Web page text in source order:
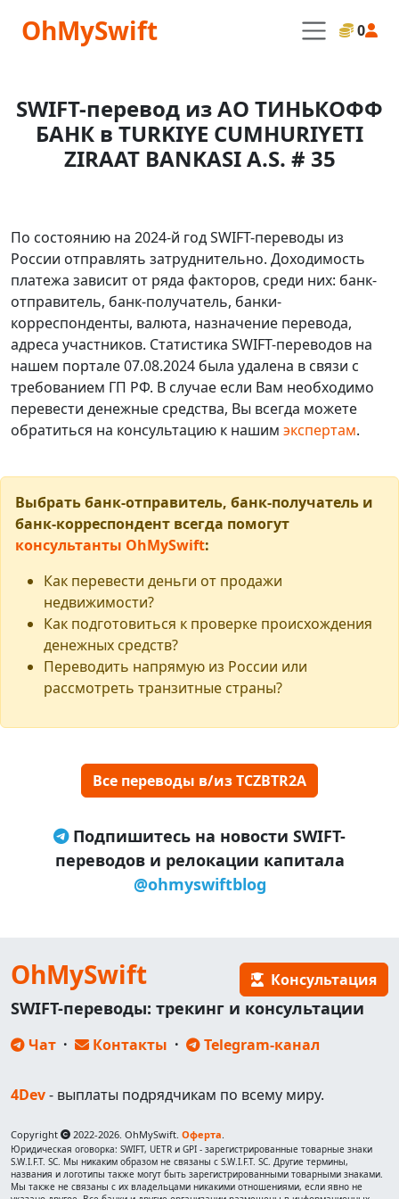
OhMySwift 0
SWIFT-перевод из АО ТИНЬКОФФ
БАНК в TURKIYE CUMHURIYETI
ZIRAAT BANKASI A.S. # 35
По состоянию на 2024-й год SWIFT-переводы из
России отправлять затруднительно. Доходимость
платежа зависит от ряда факторов, среди них: банк-
отправитель, банк-получатель, банки-
корреспонденты, валюта, назначение перевода,
адреса участников. Статистика SWIFT-переводов на
нашем портале 07.08.2024 была удалена в связи с
требованием ГП РФ. В случае если Вам необходимо
перевести денежные средства, Вы всегда можете
обратиться на консультацию к нашим экспертам.
Выбрать банк-отправитель, банк-получатель и
банк-корреспондент всегда помогут
консультанты OhMySwift:
Как перевести деньги от продажи
недвижимости?
Как подготовиться к проверке происхождения
денежных средств?
Переводить напрямую из России или
рассмотреть транзитные страны?
Все переводы в/из TCZBTR2A
Подпишитесь на новости SWIFT-
переводов и релокации капитала
@ohmyswiftblog
OhMySwift Консультация
SWIFT-переводы: трекинг и консультации
Чат · Контакты · Telegram-канал
4Dev- выплаты подрядчикам по всему миру.
Copyright 2022-2026. OhMySwift. Оферта.
Юридическая оговорка: SWIFT, UETR и GPI - зарегистрированные товарные знаки
S.W.I.F.T. SC. Мы никаким образом не связаны с S.W.I.F.T. SC. Другие термины,
названия и логотипы также могут быть зарегистрированными товарными знаками.
Мы также не связаны с их владельцами никакими отношениями, если явно не